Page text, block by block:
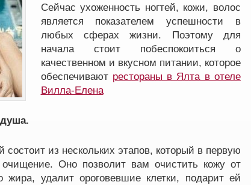
Сейчас ухоженность ногтей, кожи, волос
является показателем успешности в
любых сферах жизни. Поэтому для
начала стоит побеспокоиться о
качественном и вкусном питании, которое
обеспечивают рестораны в Ялта в отеле
Вилла-Елена
из нескольких этапов, который в первую
Оно позволит вам очистить кожу от
жира, удалит ороговевшие клетки, подарит ей